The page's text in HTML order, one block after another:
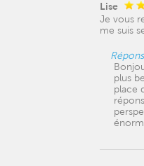
Lise
Je vous
me suis
plus
place